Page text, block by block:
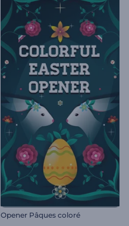
Opener Pâques coloré